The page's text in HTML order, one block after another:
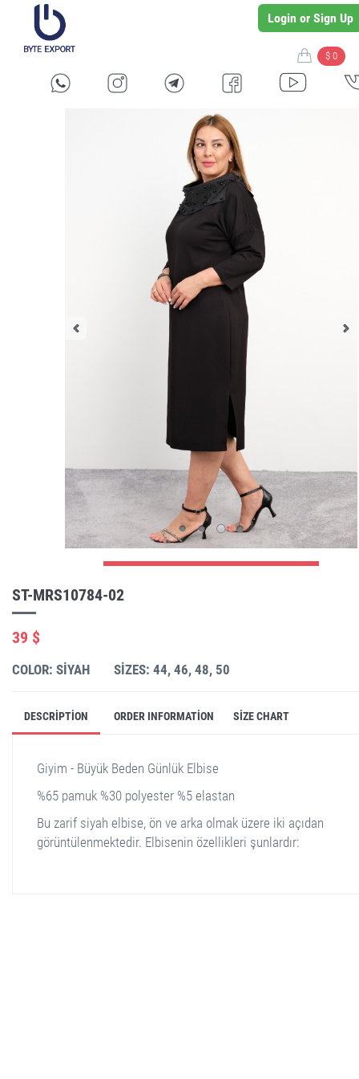
Login or Sign Up
$ 0
ST-MRS10784-02
39 $
COLOR: SIYAH SIZES: 44, 46, 48, 50
DESCRIPTION ORDER INFORMATION SIZE CHART
Giyim - Büyük Beden Günlük Elbise
%65 pamuk %30 polyester %5 elastan
Bu zarif siyah elbise, ön ve arka olmak üzere iki açıdan
görüntülenmektedir. Elbisenin özellikleri şunlardır: